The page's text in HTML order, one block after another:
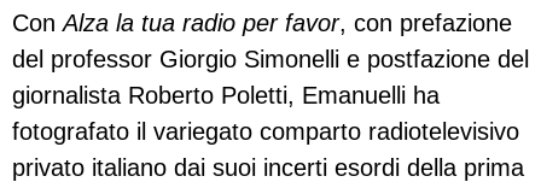
ConAlza la tua radio per favor, con prefazione
del professor Giorgio Simonelli e postfazione del
giornalista Roberto Poletti, Emanuelli ha
fotografato il variegato comparto radiotelevisivo
privato italiano dai suoi incerti esordi della prima